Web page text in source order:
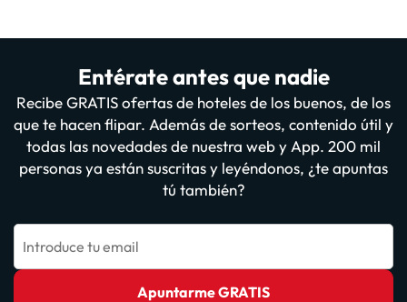
Entérate antes que nadie
Recibe GRATIS ofertas de hoteles de los buenos, de los
que te hacen flipar. Además de sorteos, contenido útil y
todas las novedades de nuestra web y App. 200 mil
personas ya están suscritas y leyéndonos, ¿te apuntas
tú también?
Introduce tu email
Apuntarme GRATIS